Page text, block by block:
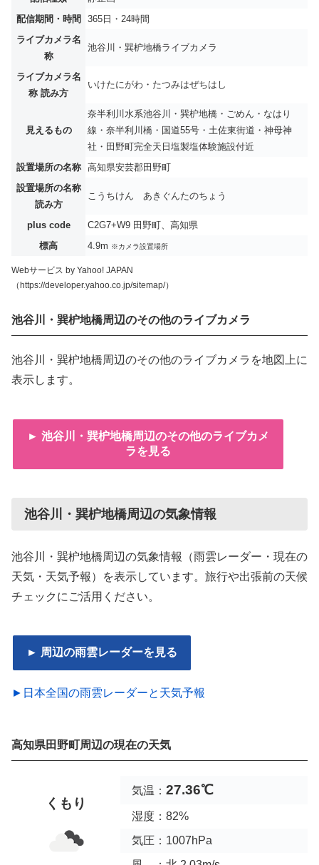
配信期間・時間
365日・24時間
ライブカメラ名
称
池谷川・巽枦地橋ライブカメラ
ライブカメラ名
称 読み方
いけたにがわ・たつみはぜちはし
見えるもの
奈半利川水系池谷川・巽枦地橋・ごめん・なはり
線・奈半利川橋・国道55号・土佐東街道・神母神
社・田野町完全天日塩製塩体験施設付近
設置場所の名称
高知県安芸郡田野町
設置場所の名称
読み方
こうちけん あきぐんたのちょう
plus code
C2G7+W9 田野町、高知県
標高
4.9m ※カメラ設置場所
Webサービス by Yahoo! JAPAN
（https://developer.yahoo.co.jp/sitemap/）
池谷川・巽枦地橋周辺のその他のライブカメラ
池谷川・巽枦地橋周辺のその他のライブカメラを地図上に
表示します。
► 池谷川・巽枦地橋周辺のその他のライブカメ
ラを見る
池谷川・巽枦地橋周辺の気象情報
池谷川・巽枦地橋周辺の気象情報（雨雲レーダー・現在の
天気・天気予報）を表示しています。旅行や出張前の天候
チェックにご活用ください。
► 周辺の雨雲レーダーを見る
►日本全国の雨雲レーダーと天気予報
高知県田野町周辺の現在の天気
くもり
気温： 27.36℃
湿度：82%
気圧：1007hPa